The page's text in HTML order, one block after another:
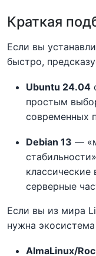
Краткая
Если вы
быстро,
Ubuntu 24.04
простым
современных
Debian 13 —
классические
серверные
Если вы из мира
нужна
AlmaLinux/